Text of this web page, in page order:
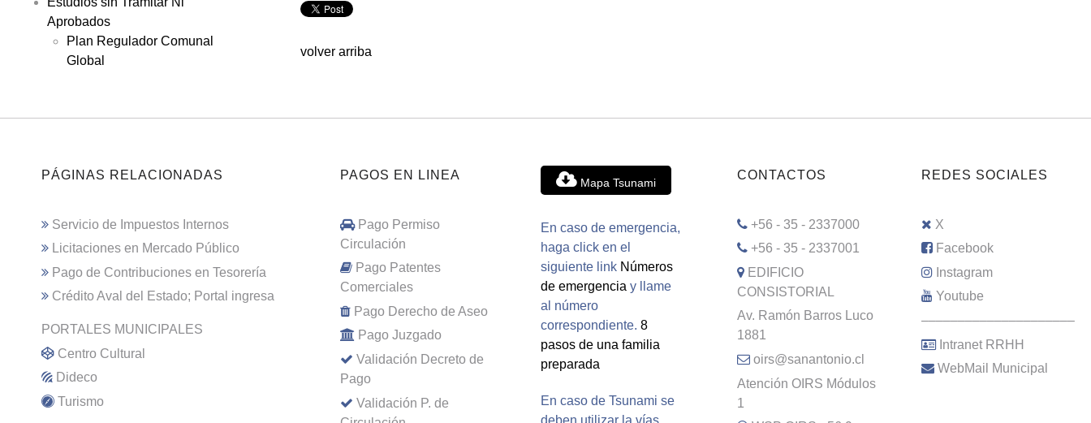
Aprobados
Plan Regulador Comunal
Global
volver arriba
PÁGINAS RELACIONADAS
Servicio de Impuestos Internos
Licitaciones en Mercado Público
Pago de Contribuciones en Tesorería
Crédito Aval del Estado; Portal ingresa
PORTALES MUNICIPALES
Centro Cultural
Dideco
Turismo
PAGOS EN LINEA
Pago Permiso
Circulación
Pago Patentes
Comerciales
Pago Derecho de Aseo
Pago Juzgado
Validación Decreto de
Pago
Validación P. de
Mapa Tsunami
En caso de emergencia,
haga click en el
siguiente link Números
de emergencia y llame
al número
correspondiente. 8
pasos de una familia
preparada
En caso de Tsunami se
deben utilizar la vías
CONTACTOS
+56 - 35 - 2337000
+56 - 35 - 2337001
EDIFICIO
CONSISTORIAL
Av. Ramón Barros Luco
1881
oirs@sanantonio.cl
Atención OIRS Módulos
1
REDES SOCIALES
X
Facebook
Instagram
Youtube
–––––––––––––––––––––
Intranet RRHH
WebMail Municipal